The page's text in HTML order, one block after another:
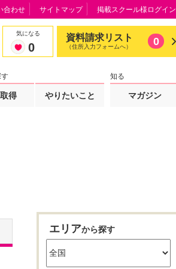
気になる
0
資料請求リスト
（住所入力フォームへ） 0
す
得 やりたいこと
知る
マガジン
合わせ サイトマップ 掲載スクール様ログイン
エリアから探す